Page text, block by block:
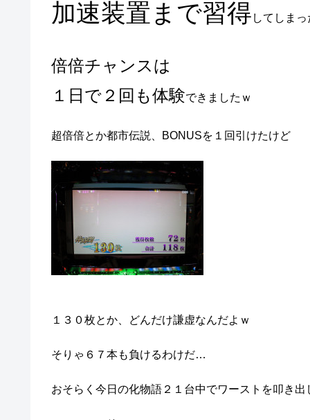
加速装置まで習得 してしまっ
倍倍チャンスは
１日で２回も体験できましたｗ
超倍倍とか都市伝説、BONUSを１回引けたけど
１３０枚とか、どんだけ謙虚なんだよｗ
そりゃ６７本も負けるわけだ…
おそらく今日の化物語２１台中でワーストを叩き出